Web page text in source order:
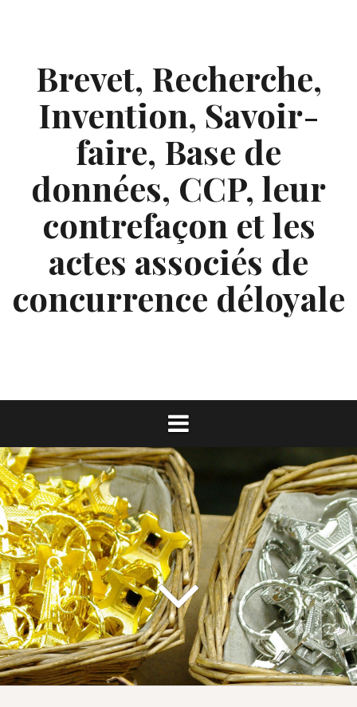
Brevet, Recherche,
Invention, Savoir-
faire, Base de
données, CCP, leur
contrefaçon et les
actes associés de
concurrence déloyale